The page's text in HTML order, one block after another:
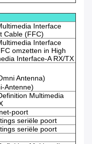
Interface
Cable (FFC)
Interface
omzetten in High
Interface-A RX/TX
Antenna)
Antenne)
Multimedia
poort
seriële poort
seriële poort